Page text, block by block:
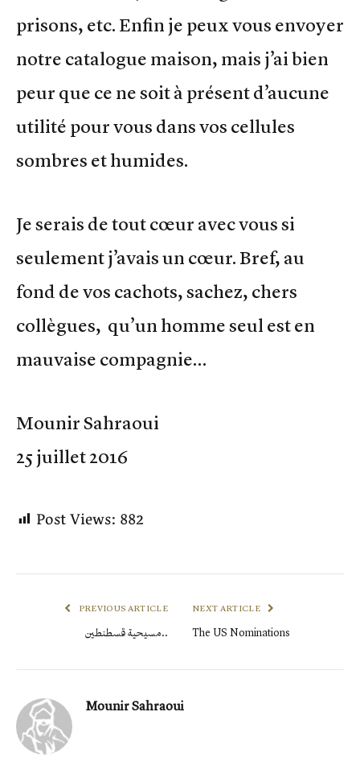
prisons, etc. Enfin je peux vous envoyer
notre catalogue maison, mais j’ai bien
peur que ce ne soit à présent d’aucune
utilité pour vous dans vos cellules
sombres et humides.
Je serais de tout cœur avec vous si
seulement j’avais un cœur. Bref, au
fond de vos cachots, sachez, chers
collègues, qu’un homme seul est en
mauvaise compagnie…
Mounir Sahraoui
25 juillet 2016
Post Views: 882
PREVIOUS ARTICLE
مسيحية قسطنطين..
NEXT ARTICLE
The US Nominations
Mounir Sahraoui